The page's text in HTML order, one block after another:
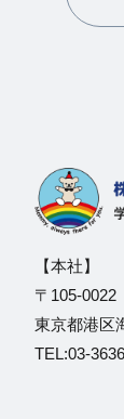
【本社】
〒105-0022
東京都港区
TEL:03-